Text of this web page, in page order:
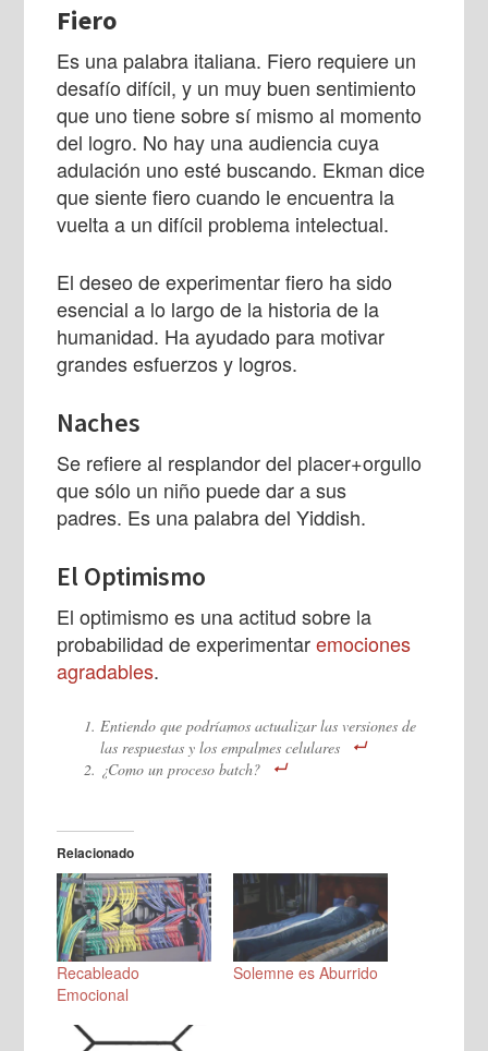
Fiero
Es una palabra italiana. Fiero requiere un
desafío difícil, y un muy buen sentimiento
que uno tiene sobre sí mismo al momento
del logro. No hay una audiencia cuya
adulación uno esté buscando. Ekman dice
que siente fiero cuando le encuentra la
vuelta a un difícil problema intelectual.
El deseo de experimentar fiero ha sido
esencial a lo largo de la historia de la
humanidad. Ha ayudado para motivar
grandes esfuerzos y logros.
Naches
Se refiere al resplandor del placer+orgullo
que sólo un niño puede dar a sus
padres. Es una palabra del Yiddish.
El Optimismo
El optimismo es una actitud sobre la
probabilidad de experimentaremociones
agradables.
Entiendo que podríamos actualizar las versiones de
las respuestas y los empalmes celulares
¿Como un proceso batch?
Relacionado
Recableado
Emocional
Solemne es Aburrido